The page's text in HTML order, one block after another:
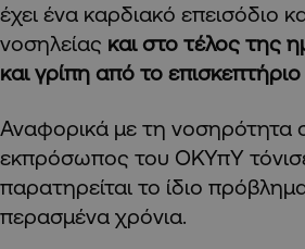
έχει ένα καρδιακό επεισόδιο
νοσηλείας και στο τέλος της
και γρίπη από το επισκεπτήριο
Αναφορικά με τη νοσηρότητα
εκπρόσωπος του ΟΚΥπΥ
παρατηρείται το ίδιο
περασμένα χρόνια.